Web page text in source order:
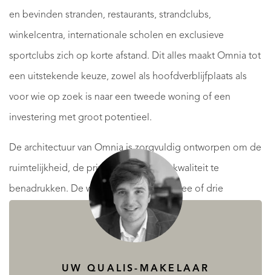
en bevinden stranden, restaurants, strandclubs,
winkelcentra, internationale scholen en exclusieve
sportclubs zich op korte afstand. Dit alles maakt Omnia tot
een uitstekende keuze, zowel als hoofdverblijfplaats als
voor wie op zoek is naar een tweede woning of een
investering met groot potentieel.
De architectuur van Omnia is zorgvuldig ontworpen om de
ruimtelijkheid, de privacy en de levenskwaliteit te
benadrukken. De woningen met één, twee of drie
slaapkamers onderscheiden zich door hun open ruimtes,
grote ramen van vloer tot plafond en ruime terrassen die
hele jaar door kunt genieten van het uitzonderlijke klimaat
UW QUALIS-MAKELAAR